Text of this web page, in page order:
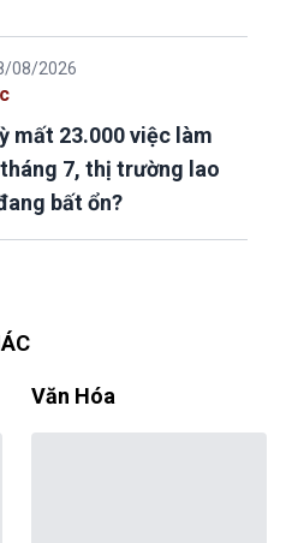
08/2026
mất 23.000 việc làm
7, thị trường lao
bất ổn?
Văn Hóa